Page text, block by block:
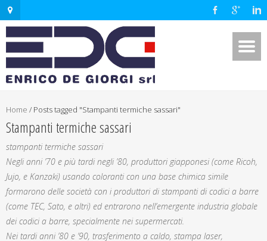
Home / Posts tagged "Stampanti termiche sassari"
Stampanti termiche sassari
stampanti termiche sassari
Negli anni ’70 e più tardi negli ’80, produttori giapponesi (come Ricoh,
Jujo, e Kanzaki) usando coloranti con una base chimica simile
formarono delle società con i produttori di stampanti di codici a barre
(come TEC, Sato, e altri) ed entrarono nell’emergente industria globale
dei codici a barre, specialmente nei supermercati.
Nei tardi anni ’80 e ’90, trasferimento a caldo, stampa laser,